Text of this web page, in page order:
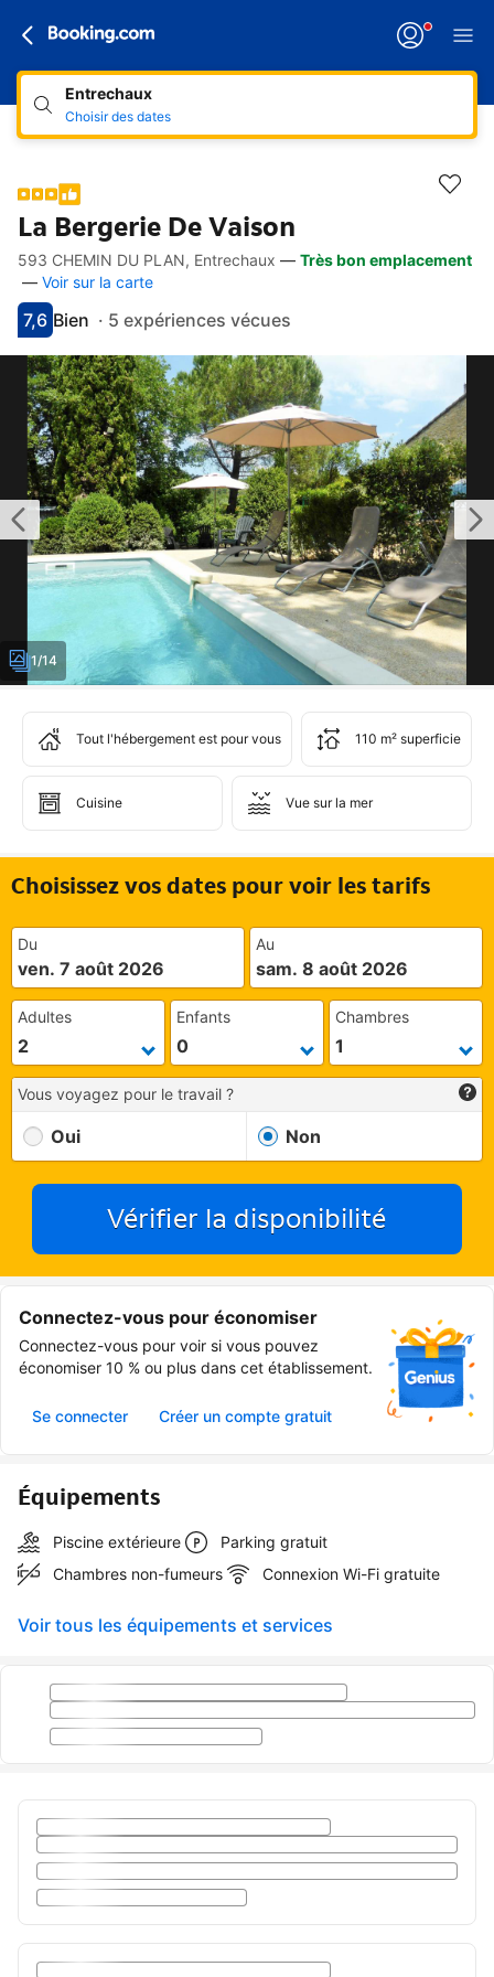
Entrechaux
Choisir des dates
La Bergerie De Vaison
Accès rapides
Aller à la description
Aller aux équipements
Aller aux hébergements
Aller aux conditions
593 CHEMIN DU PLAN, Entrechaux — Très bon emplacement
— Voir sur la carte
Avec une note de 7.6
7,6
bien Bien · 5 expériences vécues
1/14
Tout l'hébergement est pour vous 110 m² superficie
Cuisine Vue sur la mer
Choisissez vos dates pour voir les tarifs
Du
ven. 7 août 2026
Au
sam. 8 août 2026
Adultes Enfants Chambres
Vous voyagez pour le travail ?
Oui Non
Vérifier la disponibilité
Connectez-vous pour économiser
Connectez-vous pour voir si vous pouvez
économiser 10 % ou plus dans cet établissement.
Se connecter Créer un compte gratuit
Équipements
Piscine extérieure
Parking gratuit
Chambres non-fumeurs
Connexion Wi-Fi gratuite
Voir tous les équipements et services